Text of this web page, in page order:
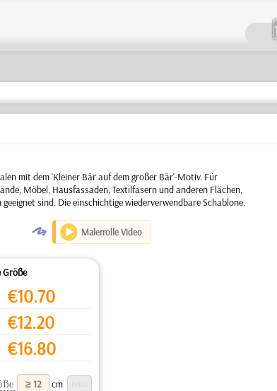
mit dem 'Kleiner Bär auf dem großer Bär'-Motiv. Für
Möbel, Hausfassaden, Textilfasern und anderen Flächen,
sind. Die einschichtige wiederverwendbare Schablone.
O Malerrolle Video
Größe
€10.70
€12.20
€16.80
cm